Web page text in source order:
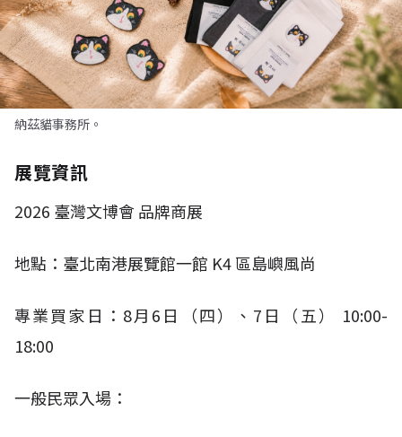
納茲貓事務所。
展覽資訊
2026 臺灣文博會 品牌商展
地點：臺北南港展覽館一館 K4區島嶼風尚
專業買家日： 8月 6 日（四）、 7 日（五）
10:00-
18:00​
一般民眾入場：